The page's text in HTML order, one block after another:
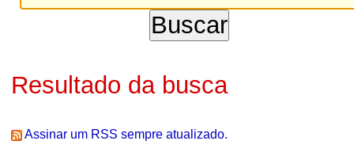
Resultado da busca
Assinar um RSS sempre atualizado.